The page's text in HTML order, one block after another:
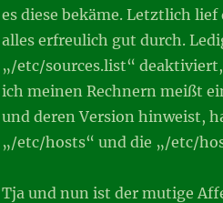
es diese bekäme. Letztlich
alles erfreulich gut durch.
„/etc/sources.list“
ich meinen Rechnern meißt
und deren Version hinweist,
„/etc/hosts“ und die „/etc/
Tja und nun ist der mutige